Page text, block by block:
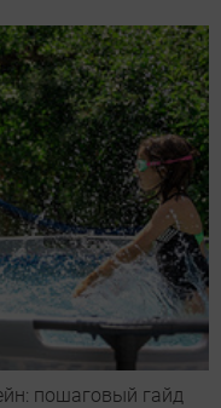
пошаговый гайд